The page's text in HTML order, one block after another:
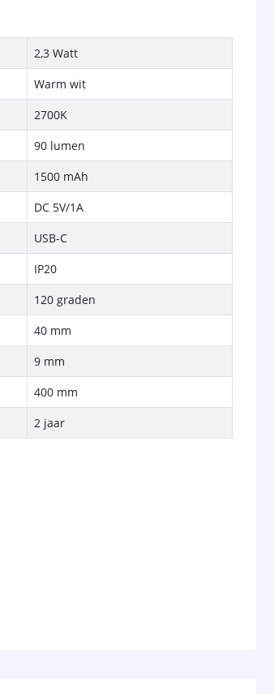
2,3 Watt
Warm wit
2700K
90 lumen
1500 mAh
DC 5V/1A
USB-C
IP20
120 graden
40 mm
9 mm
400 mm
2 jaar